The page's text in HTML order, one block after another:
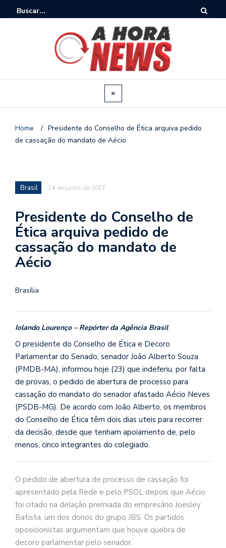
Home / Presidente do Conselho de Ética arquiva pedido
de cassação do mandato de Aécio
Brasil 24 de junho de 2017
Presidente do Conselho de
Ética arquiva pedido de
cassação do mandato de
Aécio
Brasília
Iolando Lourenço – Repórter da Agência Brasil
O presidente do Conselho de Ética e Decoro
Parlamentar do Senado, senador João Alberto Souza
(PMDB-MA), informou hoje (23) que indeferiu, por falta
de provas, o pedido de abertura de processo para
cassação do mandato do senador afastado Aécio Neves
(PSDB-MG). De acordo com João Alberto, os membros
do Conselho de Ética têm dois dias uteis para recorrer
da decisão, desde que tenham apoiamento de, pelo
menos, cinco integrantes do colegiado.
O pedido de abertura de processo de cassação foi
apresentado pela Rede e pelo PSOL depois que Aécio
foi citado na delação premiada do empresário Joesley
Batista, um dos donos do grupo JBS. Os partidos
oposicionistas argumentam que houve quebra de
decoro parlamentar pelo senador.